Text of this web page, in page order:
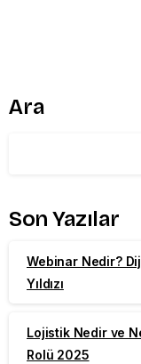
Ara
Son Yazılar
Webinar Nedir?
Yıldızı
Lojistik Nedir ve
Rolü 2025